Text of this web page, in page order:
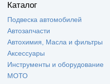
Каталог
Подвеска автомобилей
Автозапчасти
Автохимия, Масла и фильтры
Аксессуары
Инструменты и оборудование
МОТО